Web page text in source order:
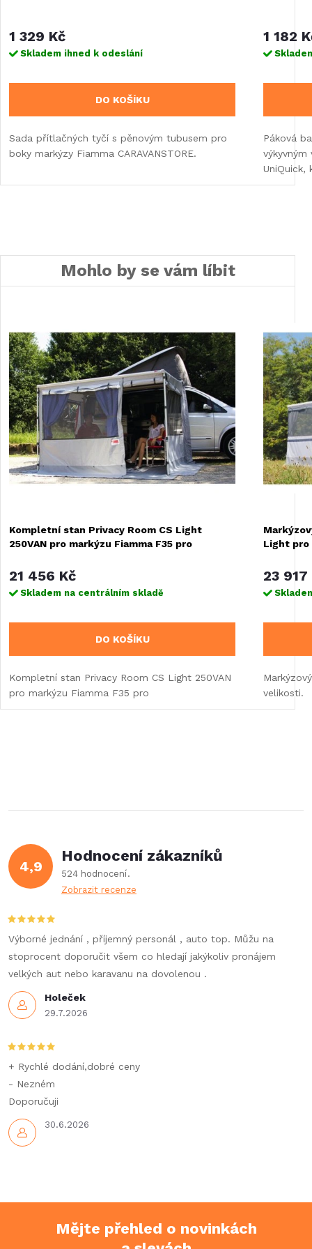
1 329 Kč
Skladem ihned k odeslání
DO KOŠÍKU
Sada přítlačných tyčí s pěnovým tubusem pro
boky markýzy Fiamma CARAVANSTORE.
1 182
Páková
výkyvným
UniQuick,
Mohlo by se vám líbit
Kompletní stan Privacy Room CS Light
250VAN pro markýzu Fiamma F35 pro
21 456 Kč
Skladem na centrálním skladě
DO KOŠÍKU
Kompletní stan Privacy Room CS Light 250VAN
pro markýzu Fiamma F35 pro
Light pro
23 917
velikosti.
4,9
Hodnocení zákazníků
524 hodnocení
Zobrazit recenze
Holeček
29.7.2026
Výborné jednání , příjemný personál , auto top. Můžu na
stoprocent doporučit všem co hledají jakýkoliv pronájem
velkých aut nebo karavanu na dovolenou .
30.6.2026
+ Rychlé dodání,dobré ceny
- Nezném
Doporučuji
Mějte přehled o novinkách